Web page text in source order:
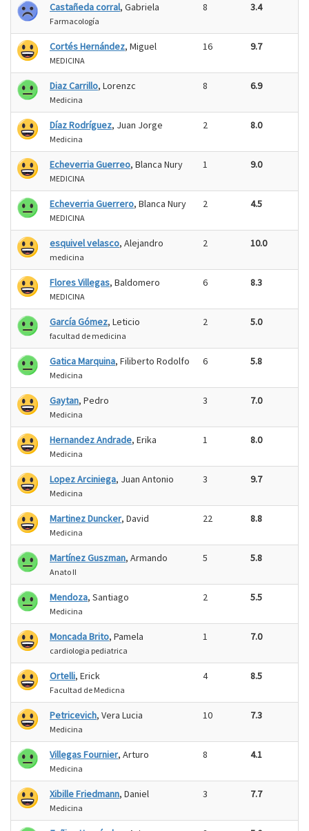
Castañeda corral, Gabriela
Farmacología
8 3.4
Cortés Hernández, Miguel
MEDICINA
16 9.7
Diaz Carrillo, Lorenzc
Medicina
8 6.9
Díaz Rodríguez, Juan Jorge
Medicina
2 8.0
Echeverria Guerreo, Blanca Nury
MEDICINA
1 9.0
Echeverria Guerrero, Blanca Nury
MEDICINA
2 4.5
esquivel velasco, Alejandro
medicina
2 10.0
Flores Villegas, Baldomero
MEDICINA
6 8.3
García Gómez, Leticio
facultad de medicina
2 5.0
Gatica Marquina, Filiberto Rodolfo
Medicina
6 5.8
Gaytan, Pedro
Medicina
3 7.0
Hernandez Andrade, Erika
Medicina
1 8.0
Lopez Arciniega, Juan Antonio
Medicina
3 9.7
Martinez Duncker, David
Medicina
22 8.8
Martínez Guszman, Armando
Anato II
5 5.8
Mendoza, Santiago
Medicina
2 5.5
Moncada Brito, Pamela
cardiologia pediatrica
1 7.0
Ortelli, Erick
Facultad de Medicna
4 8.5
Petricevich, Vera Lucia
Medicina
10 7.3
Villegas Fournier, Arturo
Medicina
8 4.1
Xibille Friedmann, Daniel
Medicina
3 7.7